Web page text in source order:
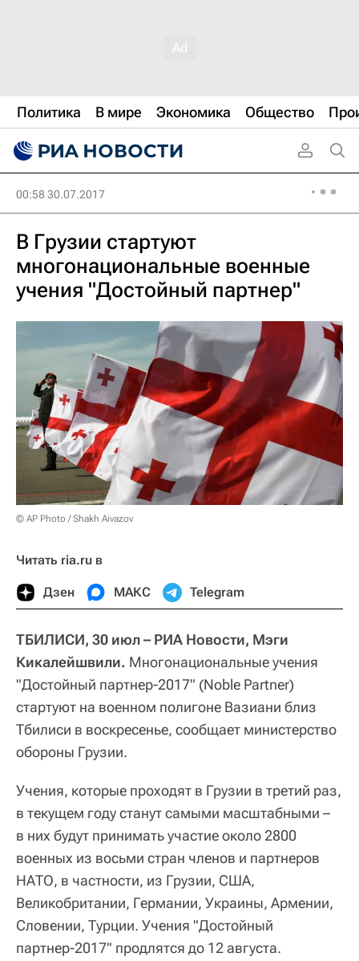
Политика В мире Экономика Общество
00:58 30.07.2017
В Грузии стартуют
многонациональные военные
учения "Достойный партнер"
© AP Photo / Shakh Aivazov
Читать ria.ru в
Дзен МАКС Telegram
ТБИЛИСИ, 30 июл – РИА Новости, Мэги
Кикалейшвили. Многонациональные учения
"Достойный партнер-2017" (Noble Partner)
стартуют на военном полигоне Вазиани близ
Тбилиси в воскресенье, сообщает министерство
обороны Грузии.
Учения, которые проходят в Грузии в третий раз,
в текущем году станут самыми масштабными –
в них будут принимать участие около 2800
военных из восьми стран членов и партнеров
НАТО, в частности, из Грузии, США,
Великобритании, Германии, Украины, Армении,
Словении, Турции. Учения "Достойный
партнер-2017" продлятся до 12 августа.